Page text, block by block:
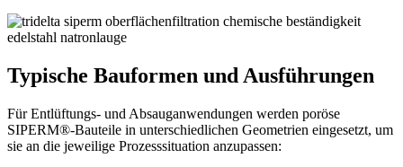
Typische Bauformen und Ausführungen
Für Entlüftungs- und Absauganwendungen werden poröse
SIPERM®-Bauteile in unterschiedlichen Geometrien eingesetzt, um
sie an die jeweilige Prozesssituation anzupassen: